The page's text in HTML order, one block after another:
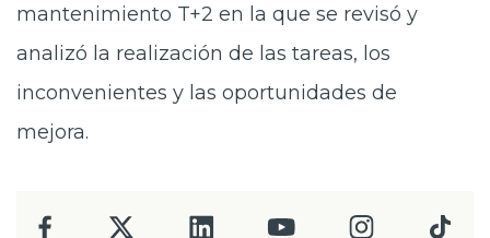
mantenimiento T+2 en la que se revisó y
analizó la realización de las tareas, los
inconvenientes y las oportunidades de
mejora.